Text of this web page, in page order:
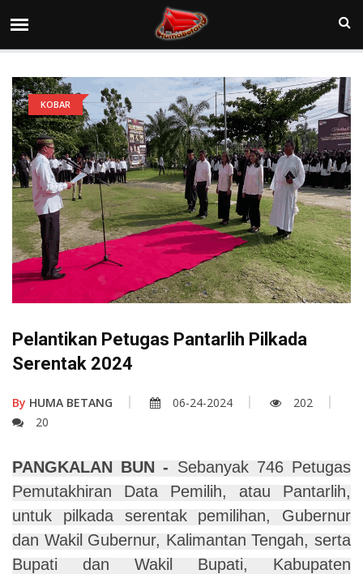
KOBAR
Pelantikan Petugas Pantarlih Pilkada
Serentak 2024
By HUMA BETANG 06-24-2024
202
20
PANGKALAN BUN - Sebanyak 746 Petugas
Pemutakhiran Data Pemilih, atau Pantarlih,
untuk pilkada serentak pemilihan, Gubernur
dan Wakil Gubernur, Kalimantan Tengah, serta
Bupati dan Wakil Bupati, Kabupaten